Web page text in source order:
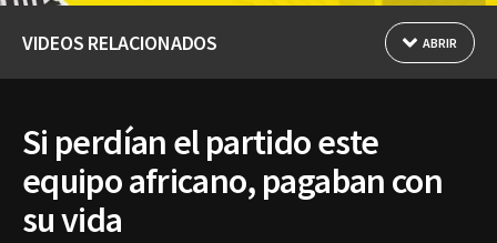
VIDEOS RELACIONADOS ABRIR
Si perdían el partido este
equipo africano, pagaban con
su vida